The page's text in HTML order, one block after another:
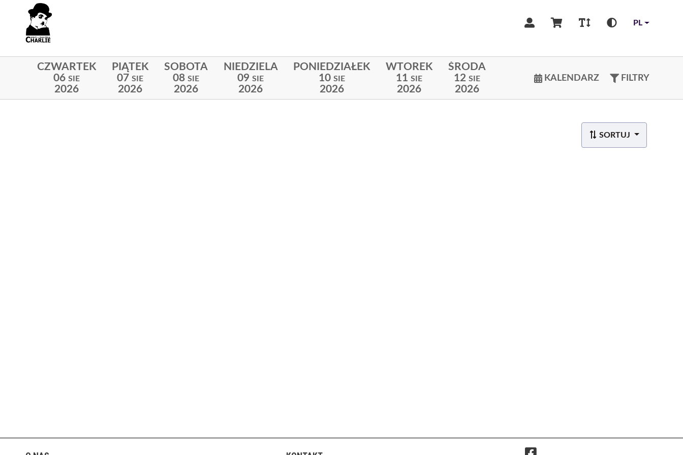
PL
CZWARTEK
06 SIE
2026
PIĄTEK
07 SIE
2026
SOBOTA
08 SIE
2026
NIEDZIELA
09 SIE
2026
PONIEDZIAŁEK
10 SIE
2026
WTOREK
11 SIE
2026
ŚRODA
12 SIE
2026
KALENDARZ FILTRY
SORTUJ